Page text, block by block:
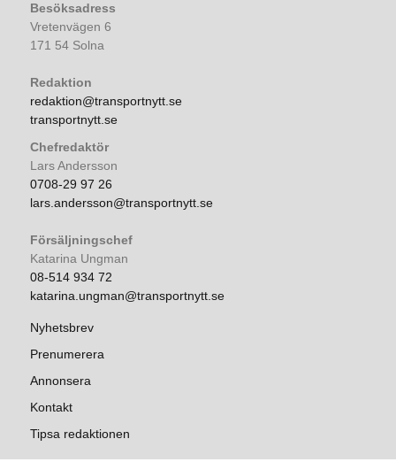
Besöksadress
Vretenvägen 6
171 54 Solna
Redaktion
redaktion@transportnytt.se
transportnytt.se
Chefredaktör
Lars Andersson
0708-29 97 26
lars.andersson@transportnytt.se
Försäljningschef
Katarina Ungman
08-514 934 72
katarina.ungman@transportnytt.se
Nyhetsbrev
Prenumerera
Annonsera
Kontakt
Tipsa redaktionen